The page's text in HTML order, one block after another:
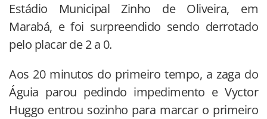
Estádio Municipal Zinho de Oliveira, em
Marabá, e foi surpreendido sendo derrotado
pelo placar de 2 a 0.
Aos 20 minutos do primeiro tempo, a zaga do
Águia parou pedindo impedimento e Vyctor
Huggo entrou sozinho para marcar o primeiro